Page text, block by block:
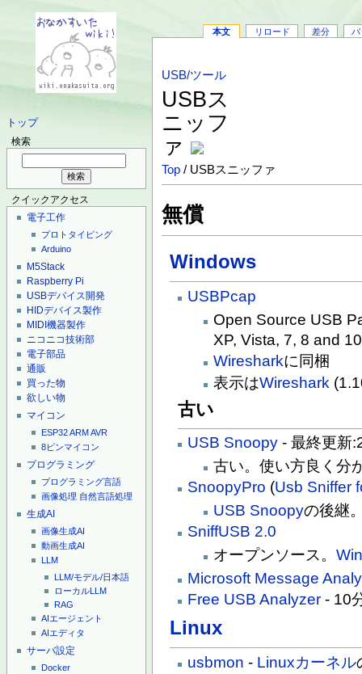
トップ
検索
クイックアクセス
電子工作
プロトタイピング
Arduino
M5Stack
Raspberry Pi
USBデバイス開発
HIDデバイス製作
MIDI機器製作
ニコニコ技術部
電子部品
通販
買った物
欲しい物
マイコン
ESP32ARMAVR
8ピンマイコン
プログラミング
プログラミング言語
画像処理 自然言語処理
生成AI
画像生成AI
動画生成AI
LLM
LLM/モデル/日本語
ローカルLLM
RAG
AIエージェント
AIエディタ
サーバ設定
Docker
本文 リロード 差分 バ
USB/ツール
USBス
ニッフ
ァ
Top / USBスニッファ
無償
Windows
USBPcap
Open Source USB
XP, Vista, 7, 8 and 10
Wiresharkに同梱
表示はWireshark
古い
USB Snoopy - 最終更新
古い。使い方良く分
SnoopyPro (Usb Sniffer
USB Snoopyの後継
SniffUSB 2.0
オープンソース。
Microsoft Message
Free USB Analyzer - 10
Linux
usbmon - Linuxカーネル